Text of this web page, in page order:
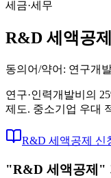
세금·세무
R&D 세액공제
동의어/약어: 연구개
연구·인력개발비의
제도. 중소기업 우대
R&D 세액공제 신
"R&D 세액공제 "